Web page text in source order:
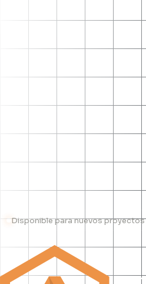
Disponible para nuevos proyectos